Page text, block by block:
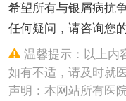
希望所有与银屑病抗
任何疑问，请咨询您的
温馨提示：以上内
如有不适，请及时就医
声明：本网站所有医